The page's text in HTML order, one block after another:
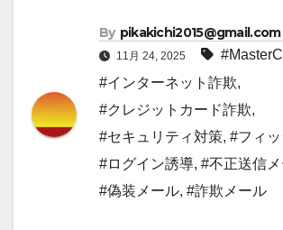
By pikakichi2015@gmail.com
11月 24, 2025
#インターネット詐欺,
#クレジットカード詐欺,
#セキュリティ対策, #フィ
#ログイン誘導, #不正送信
#偽装メール, #詐欺メール